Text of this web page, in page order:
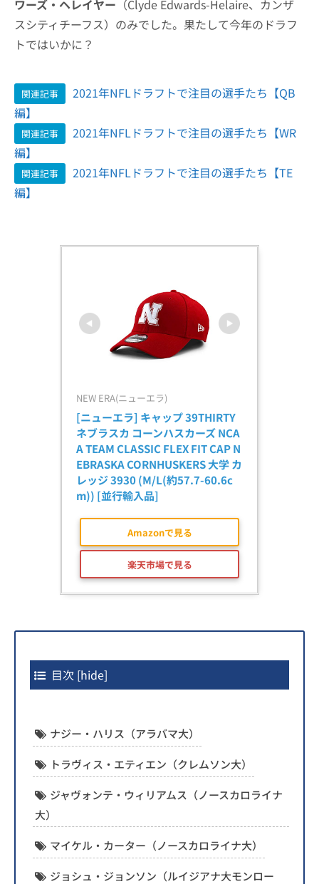
ワーズ・ヘレイヤー （Clyde Edwards-Helaire、カンザ
スシティチーフス）のみでした。果たして今年のドラフ
トではいかに？
関連記事
2021年NFLドラフトで注目の選手たち【QB
編】
関連記事
2021年NFLドラフトで注目の選手たち【WR
編】
関連記事
2021年NFLドラフトで注目の選手たち【TE
編】
NEW ERA(ニューエラ)
[ニューエラ] キャップ 39THIRTY
ネブラスカ コーンハスカーズ NCA
A TEAM CLASSIC FLEX FIT CAP N
EBRASKA CORNHUSKERS 大学 カ
レッジ 3930 (M/L(約57.7-60.6c
m)) [並行輸入品]
Amazonで見る
楽天市場で見る
目次 [hide]
ナジー・ハリス（アラバマ大）
トラヴィス・エティエン（クレムソン大）
ジャヴォンテ・ウィリアムス（ノースカロライナ
大）
マイケル・カーター（ノースカロライナ大）
ジョシュ・ジョンソン（ルイジアナ大モンロー